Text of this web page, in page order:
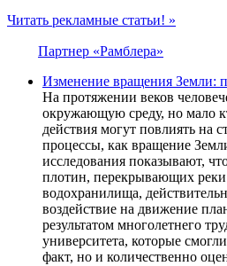
Читать рекламные статьи! »
Партнер «Рамблера»
Изменение вращения Земли:
На протяжении веков
окружающую среду, но мало
действия могут повлиять на
процессы, как вращение
исследования показывают,
плотин, перекрывающих
водохранилища,
воздействие на движение
результатом многолетнего
университета, которые
факт, но и количественно